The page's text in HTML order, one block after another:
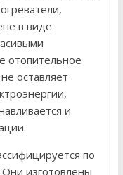
в виде
отопительное
оставляет
и
по
Они изготовлены